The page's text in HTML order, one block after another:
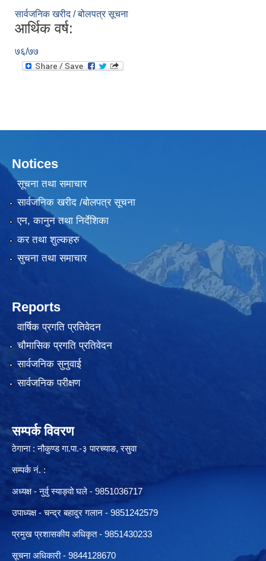
सार्वजनिक खरीद / बोलपत्र सूचना
आर्थिक वर्ष:
७६/७७
Notices
सूचना तथा समाचार
सार्वजनिक खरीद /बोलपत्र सूचना
एन, कानुन तथा निर्देशिका
कर तथा शुल्कहरु
सुचना तथा समाचार
Reports
वार्षिक प्रगति प्रतिवेदन
चौमासिक प्रगति प्रतिवेदन
सार्वजनिक सुनुवाई
सार्वजनिक परीक्षण
सम्पर्क विवरण
ठेगाना : नौकुण्ड गा.पा.-३ पारच्याङ, रसुवा
सम्पर्क नं. :
अध्यक्ष - नुर्वु स्याङ्वो घले - 9851036717
उपाध्यक्ष - चन्द्र बहादुर गलान - 9851242579
प्रमुख प्रशासकीय अधिकृत - 9851430233
सूचना अधिकारी - 9844128670